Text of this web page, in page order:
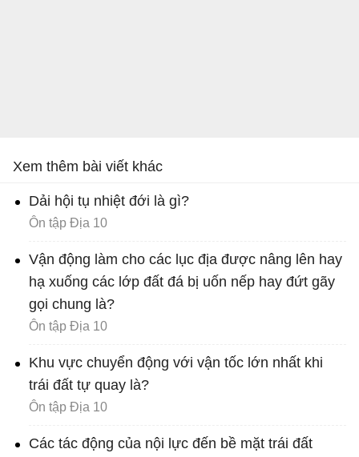
Xem thêm bài viết khác
Dải hội tụ nhiệt đới là gì?
Ôn tập Địa 10
Vận động làm cho các lục địa được nâng lên hay
hạ xuống các lớp đất đá bị uốn nếp hay đứt gãy
gọi chung là?
Ôn tập Địa 10
Khu vực chuyển động với vận tốc lớn nhất khi
trái đất tự quay là?
Ôn tập Địa 10
Các tác động của nội lực đến bề mặt trái đất